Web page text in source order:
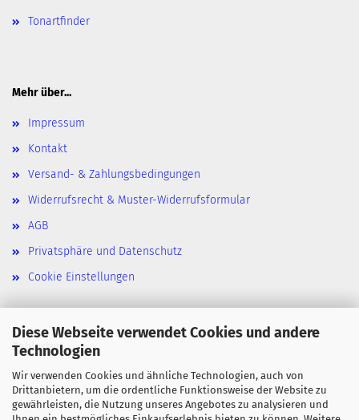
Diese Webseite verwendet Cookies und andere
Technologien
Wir verwenden Cookies und ähnliche Technologien, auch von
Drittanbietern, um die ordentliche Funktionsweise der Website zu
gewährleisten, die Nutzung unseres Angebotes zu analysieren und
Tonartfinder
Mehr über...
Impressum
Kontakt
Versand- & Zahlungsbedingungen
Widerrufsrecht & Muster-Widerrufsformular
AGB
Privatsphäre und Datenschutz
Cookie Einstellungen
Zahlarten
Paypal
Klarna